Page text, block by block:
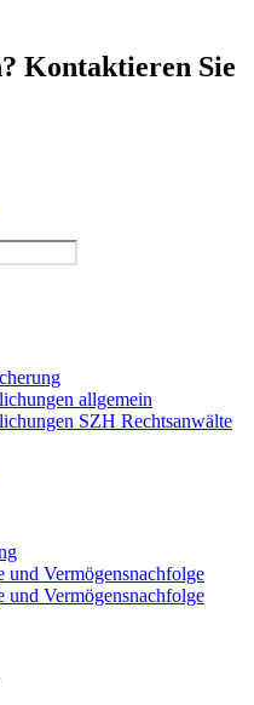
Kontaktieren Sie
allgemein
SZH Rechtsanwälte
und Vermögensnachfolge
und Vermögensnachfolge